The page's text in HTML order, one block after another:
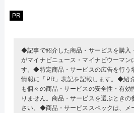
PR
◆記事で紹介した商品・サービスを購入
がマイナビニュース・マイナビウーマン
す。◆特定商品・サービスの広告を行う
情報に「PR」表記を記載します。◆紹
も個々の商品・サービスの安全性・有
りません。商品・サービスを選ぶとき
さい。◆商品・サービススペックは、メ